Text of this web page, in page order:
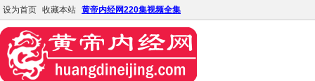
设为首页 收藏本站 黄帝内经网220集视频全集